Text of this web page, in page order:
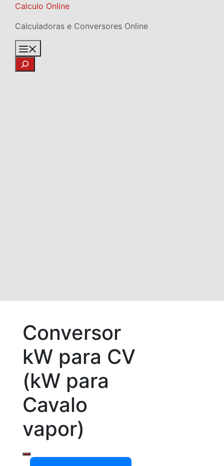
Skip
content
Calculo Online
Calculadoras e Conversores Online
Search
Conversor
kW para CV
(kW para
Cavalo
vapor)